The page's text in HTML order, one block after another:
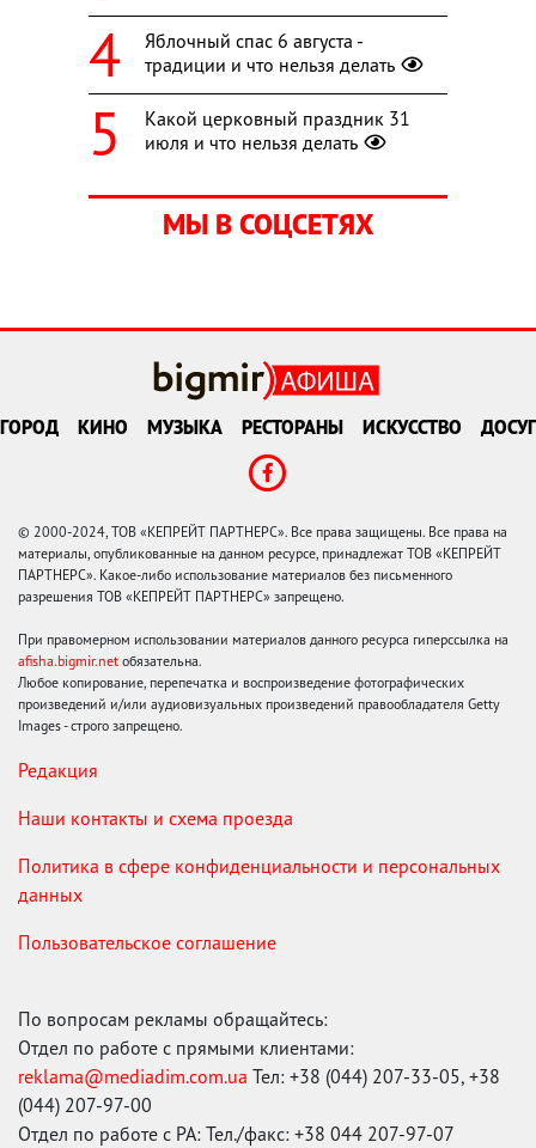
Яблочный спас 6 августа -
традиции и что нельзя делать
Какой церковный праздник 31
июля и что нельзя делать
МЫ В СОЦСЕТЯХ
ГОРОД КИНО МУЗЫКА РЕСТОРАНЫ ИСКУССТВО ДОСУГ
© 2000-2024, ТОВ «КЕПРЕЙТ ПАРТНЕРС». Все права защищены. Все права на
материалы, опубликованные на данном ресурсе, принадлежат ТОВ «КЕПРЕЙТ
ПАРТНЕРС». Какое-либо использование материалов без письменного
разрешения ТОВ «КЕПРЕЙТ ПАРТНЕРС» запрещено.
При правомерном использовании материалов данного ресурса гиперссылка на
afisha.bigmir.net обязательна.
Любое копирование, перепечатка и воспроизведение фотографических
произведений и/или аудиовизуальных произведений правообладателя Getty
Images - строго запрещено.
Редакция
Наши контакты и схема проезда
Политика в сфере конфиденциальности и персональных
данных
Пользовательское соглашение
По вопросам рекламы обращайтесь:
Отдел по работе с прямыми клиентами:
reklama@mediadim.com.ua Тел: +38 (044) 207-33-05, +38
(044) 207-97-00
Отдел по работе с РА: Тел./факс: +38 044 207-97-07